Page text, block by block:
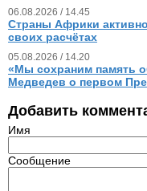
06.08.2026 / 14.45
Страны Африки
своих расчётах
05.08.2026 / 14.20
«Мы сохраним память
Медведев о первом
Добавить
Имя
Сообщение